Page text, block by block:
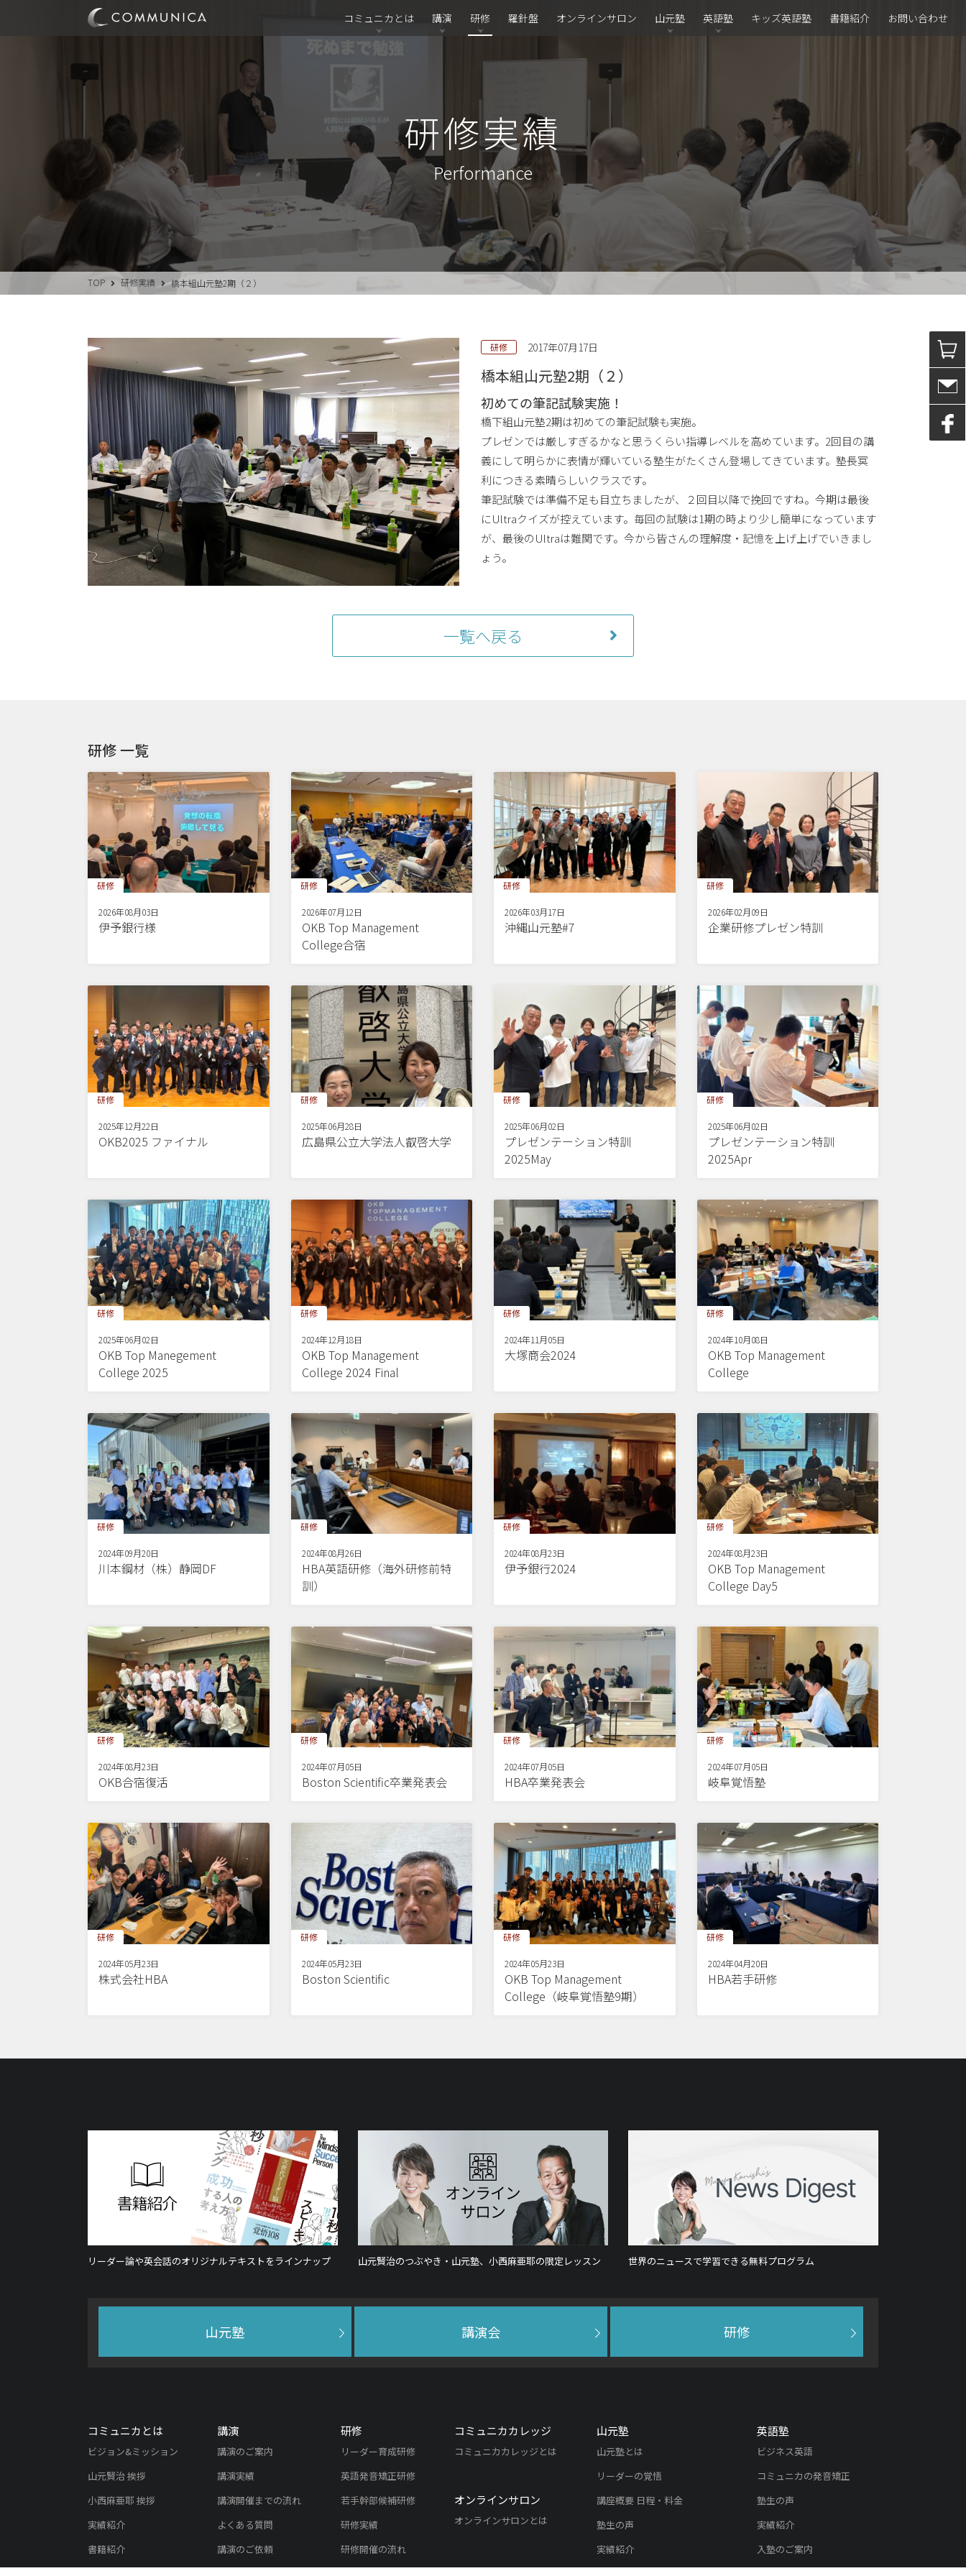
コミュニカとは 講演 研修 羅針盤 オンラインサロン 山元塾 英語塾 キッズ英語塾 書籍紹介 お問い合わせ
研修実績
Performance
TOP 研修実績 橋本組山元塾2期（２）
研修 2017年07月17日
橋本組山元塾2期（２）
初めての筆記試験実施！
橋下組山元塾2期は初めての筆記試験も実施。
プレゼンでは厳しすぎるかなと思うくらい指導レベルを高めています。2回目の講
義にして明らかに表情が輝いている塾生がたくさん登場してきています。塾長冥
利につきる素晴らしいクラスです。
筆記試験では準備不足も目立ちましたが、２回目以降で挽回ですね。今期は最後
にUltraクイズが控えています。毎回の試験は1期の時より少し簡単になっています
が、最後のUltraは難関です。今から皆さんの理解度・記憶を上げ上げでいきまし
ょう。
一覧へ戻る
研修 一覧
研修
2026年08月03日
伊予銀行様
研修
2026年07月12日
OKB Top Management
College合宿
研修
2026年03月17日
沖縄山元塾#7
研修
2026年02月09日
企業研修プレゼン特訓
研修
2025年12月22日
OKB2025 ファイナル
研修
2025年06月28日
広島県公立大学法人叡啓大学
研修
2025年06月02日
プレゼンテーション特訓
2025May
研修
2025年06月02日
プレゼンテーション特訓
2025Apr
研修
2025年06月02日
OKB Top Manegement
College 2025
研修
2024年12月18日
OKB Top Management
College 2024 Final
研修
2024年11月05日
大塚商会2024
研修
2024年10月08日
OKB Top Management
College
研修
2024年09月20日
川本鋼材（株）静岡DF
研修
2024年08月26日
HBA英語研修（海外研修前特
訓）
研修
2024年08月23日
伊予銀行2024
研修
2024年08月23日
OKB Top Management
College Day5
研修
2024年08月23日
OKB合宿復活
研修
2024年07月05日
Boston Scientific卒業発表会
研修
2024年07月05日
HBA卒業発表会
研修
2024年07月05日
岐阜覚悟塾
研修
2024年05月23日
株式会社HBA
研修
2024年05月23日
Boston Scientific
研修
2024年05月23日
OKB Top Management
College（岐阜覚悟塾9期）
研修
2024年04月20日
HBA若手研修
リーダー論や英会話のオリジナルテキストをラインナップ 山元賢治のつぶやき・山元塾、小西麻亜耶の限定レッスン 世界のニュースで学習できる無料プログラム
山元塾 講演会 研修
コミュニカとは
ビジョン&ミッション
山元賢治 挨拶
小西麻亜耶 挨拶
実績紹介
書籍紹介
講演
講演のご案内
講演実績
講演開催までの流れ
よくある質問
講演のご依頼
研修
リーダー育成研修
英語発音矯正研修
若手幹部候補研修
研修実績
研修開催の流れ
コミュニカカレッジ
コミュニカカレッジとは
オンラインサロン
オンラインサロンとは
山元塾
山元塾とは
リーダーの覚悟
講座概要 日程・料金
塾生の声
実績紹介
英語塾
ビジネス英語
コミュニカの発音矯正
塾生の声
実績紹介
入塾のご案内